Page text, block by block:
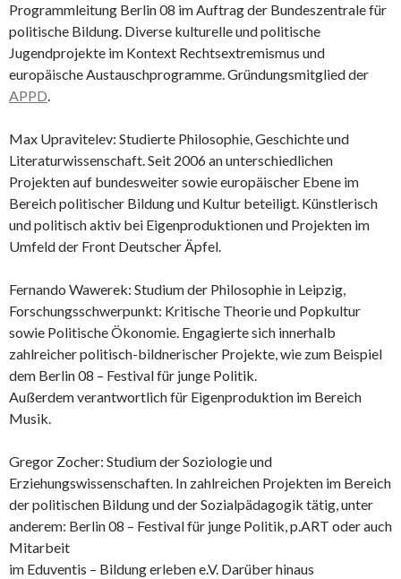
Programmleitung Berlin 08 im Auftrag der Bundeszentrale für
politische Bildung. Diverse kulturelle und politische
Jugendprojekte im Kontext Rechtsextremismus und
europäische Austauschprogramme. Gründungsmitglied der
APPD.
Max Upravitelev: Studierte Philosophie, Geschichte und
Literaturwissenschaft. Seit 2006 an unterschiedlichen
Projekten auf bundesweiter sowie europäischer Ebene im
Bereich politischer Bildung und Kultur beteiligt. Künstlerisch
und politisch aktiv bei Eigenproduktionen und Projekten im
Umfeld der Front Deutscher Äpfel.
Fernando Wawerek: Studium der Philosophie in Leipzig,
Forschungsschwerpunkt: Kritische Theorie und Popkultur
sowie Politische Ökonomie. Engagierte sich innerhalb
zahlreicher politisch-bildnerischer Projekte, wie zum Beispiel
dem Berlin 08 – Festival für junge Politik.
Außerdem verantwortlich für Eigenproduktion im Bereich
Musik.
Gregor Zocher: Studium der Soziologie und
Erziehungswissenschaften. In zahlreichen Projekten im Bereich
der politischen Bildung und der Sozialpädagogik tätig, unter
anderem: Berlin 08 – Festival für junge Politik, p.ART oder auch
Mitarbeit
im Eduventis – Bildung erleben e.V. Darüber hinaus